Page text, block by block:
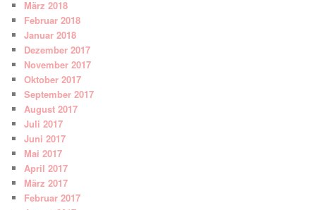
März 2018
Februar 2018
Januar 2018
Dezember 2017
November 2017
Oktober 2017
September 2017
August 2017
Juli 2017
Juni 2017
Mai 2017
April 2017
März 2017
Februar 2017